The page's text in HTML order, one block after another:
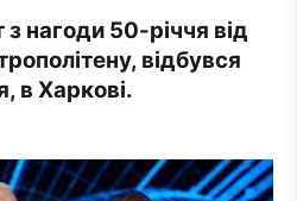
нагоди 50-річчя від
відбувся
в Харкові.